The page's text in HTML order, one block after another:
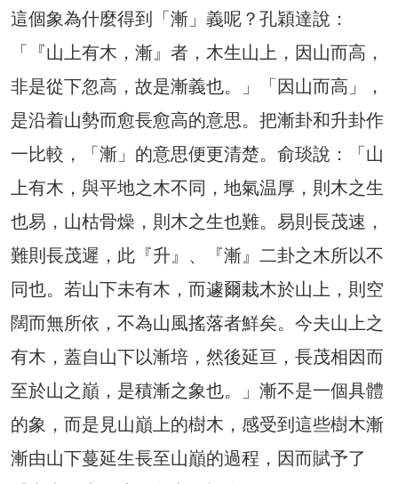
這個象為什麼得到「漸」義呢？孔穎達說：
「『山上有木，漸』者，木生山上，因山而高，
非是從下忽高，故是漸義也。」「因山而高」，
是沿着山勢而愈長愈高的意思。把漸卦和升卦作
一比較，「漸」的意思便更清楚。俞琰說：「山
上有木，與平地之木不同，地氣温厚，則木之生
也易，山枯骨燥，則木之生也難。易則長茂速，
難則長茂遲，此『升』、『漸』二卦之木所以不
同也。若山下未有木，而遽爾栽木於山上，則空
闊而無所依，不為山風搖落者鮮矣。今夫山上之
有木，蓋自山下以漸培，然後延亘，長茂相因而
至於山之巔，是積漸之象也。」漸不是一個具體
的象，而是見山巔上的樹木，感受到這些樹木漸
漸由山下蔓延生長至山巔的過程，因而賦予了